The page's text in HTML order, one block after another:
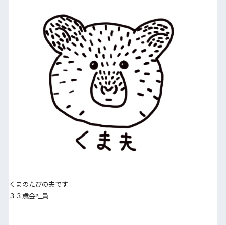
くまのたびの夫です
３３歳会社員